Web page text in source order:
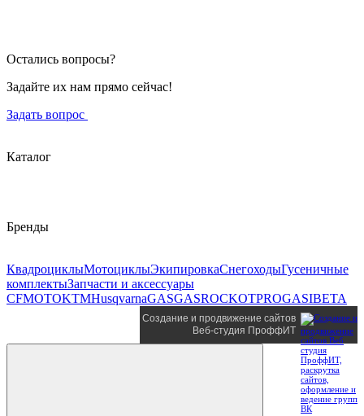
Остались вопросы?
Задайте их нам прямо сейчас!
Задать вопрос
Каталог
Бренды
КвадроциклыМотоциклыЭкипировкаСнегоходыГусеничные
комплектыЗапчасти и аксессуары
CFMOTOKTMHusqvarnaGASGASROCKOTPROGASIBETA
Создание и продвижение сайтов
Веб-студия ПроффИТ